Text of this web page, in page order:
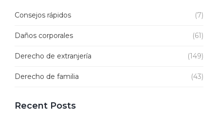
Consejos rápidos (7)
Daños corporales (61)
Derecho de extranjería (149)
Derecho de familia (43)
Recent Posts